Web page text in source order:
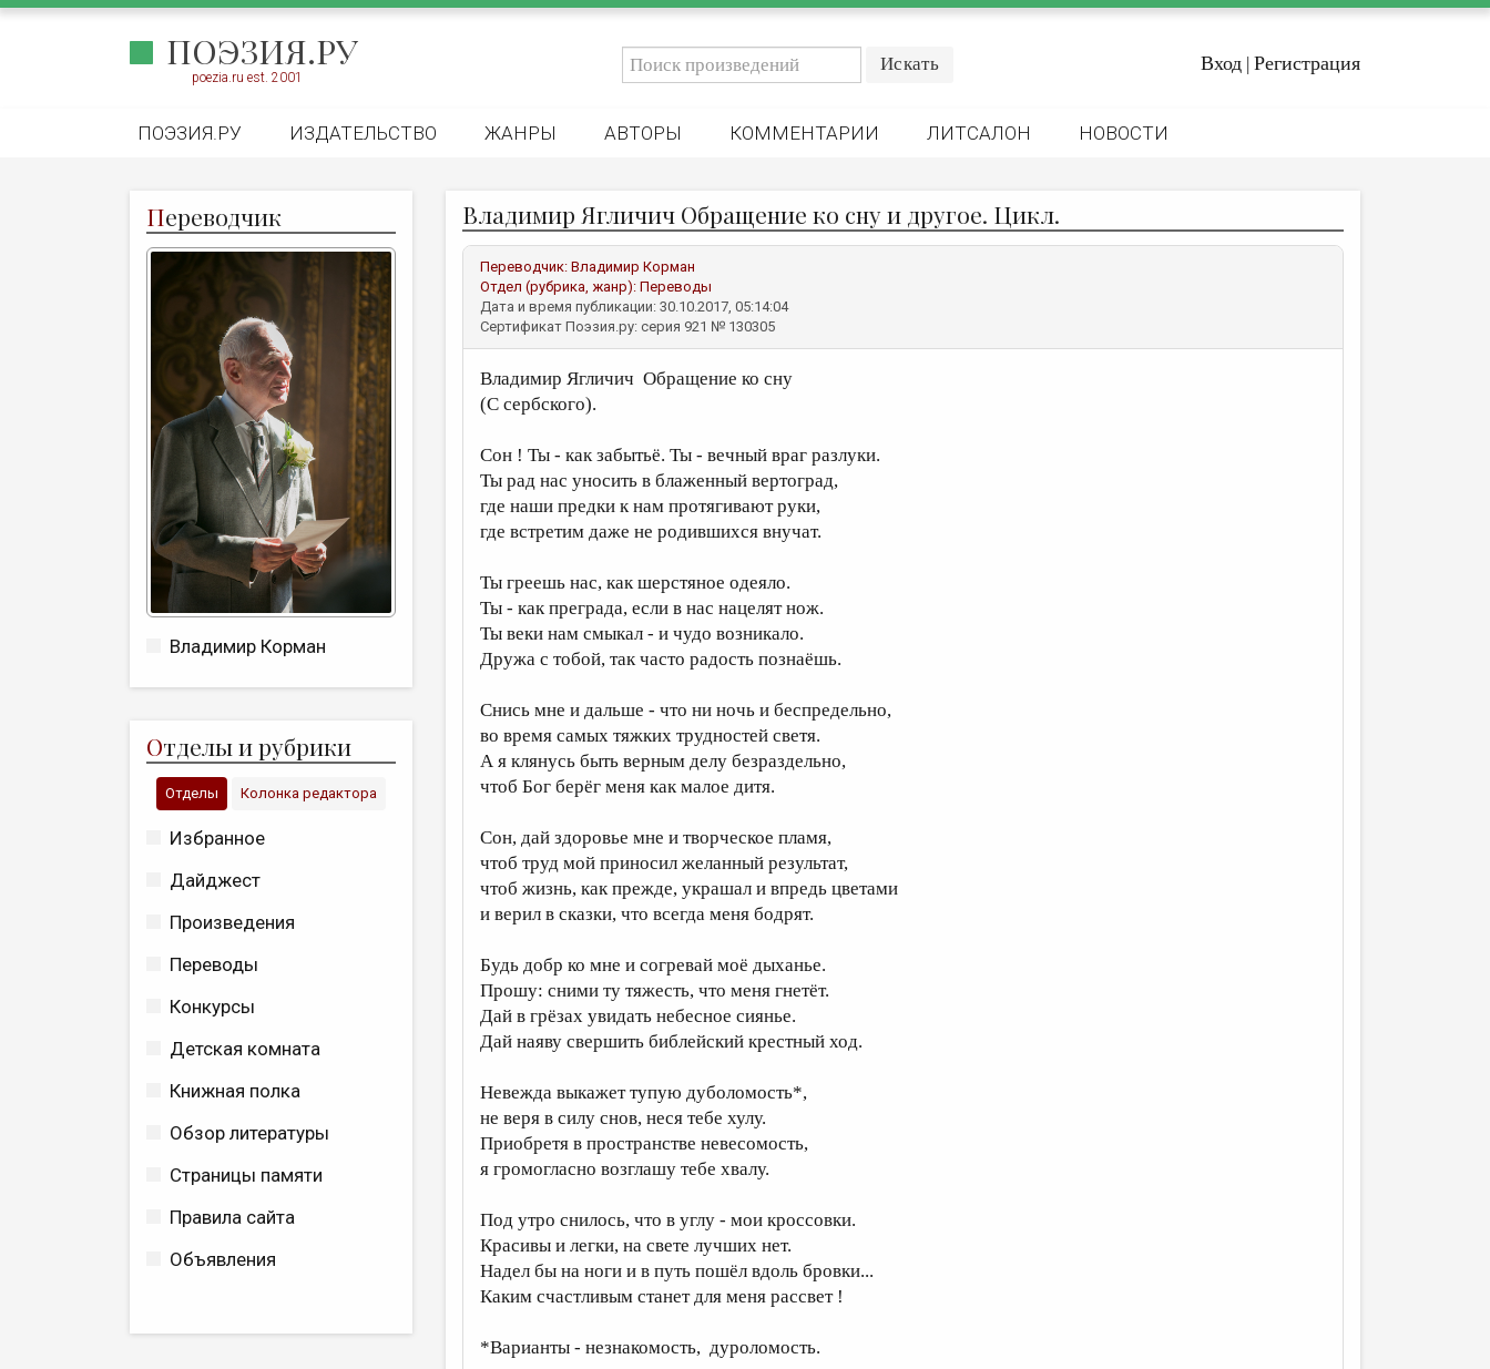
ПОЭЗИЯ.РУ
poezia.ru est. 2001
Вход | Регистрация
ПОЭЗИЯ.РУ ИЗДАТЕЛЬСТВО ЖАНРЫ АВТОРЫ КОММЕНТАРИИ ЛИТСАЛОН НОВОСТИ
Переводчик
Владимир Корман
Отделы и рубрики
Отделы Колонка редактора
Избранное
Дайджест
Произведения
Переводы
Конкурсы
Детская комната
Книжная полка
Обзор литературы
Страницы памяти
Правила сайта
Объявления
Владимир Ягличич Обращение ко сну и другое. Цикл.
Переводчик: Владимир Корман
Отдел (рубрика, жанр): Переводы
Дата и время публикации: 30.10.2017, 05:14:04
Сертификат Поэзия.ру: серия 921 № 130305
Владимир Ягличич Обращение ко сну
(С сербского).
Сон ! Ты - как забытьё. Ты - вечный враг разлуки.
Ты рад нас уносить в блаженный вертоград,
где наши предки к нам протягивают руки,
где встретим даже не родившихся внучат.
Ты греешь нас, как шерстяное одеяло.
Ты - как преграда, если в нас нацелят нож.
Ты веки нам смыкал - и чудо возникало.
Дружа с тобой, так часто радость познаёшь.
Снись мне и дальше - что ни ночь и беспредельно,
во время самых тяжких трудностей светя.
А я клянусь быть верным делу безраздельно,
чтоб Бог берёг меня как малое дитя.
Сон, дай здоровье мне и творческое пламя,
чтоб труд мой приносил желанный результат,
чтоб жизнь, как прежде, украшал и впредь цветами
и верил в сказки, что всегда меня бодрят.
Будь добр ко мне и согревай моё дыханье.
Прошу: сними ту тяжесть, что меня гнетёт.
Дай в грёзах увидать небесное сиянье.
Дай наяву свершить библейский крестный ход.
Невежда выкажет тупую дуболомость*,
не веря в силу снов, неся тебе хулу.
Приобретя в пространстве невесомость,
я громогласно возглашу тебе хвалу.
Под утро снилось, что в углу - мои кроссовки.
Красивы и легки, на свете лучших нет.
Надел бы на ноги и в путь пошёл вдоль бровки...
Каким счастливым станет для меня рассвет !
*Варианты - незнакомость, дуроломость.